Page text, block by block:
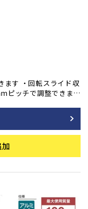
ます ・回転スライド収
ピッチで調整できます